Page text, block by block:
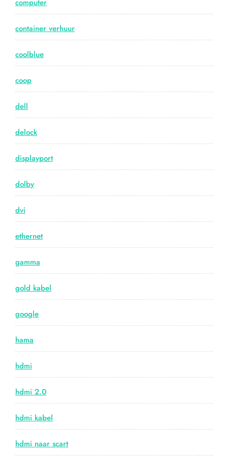
computer
container verhuur
coolblue
coop
dell
delock
displayport
dolby
dvi
ethernet
gamma
gold kabel
google
hama
hdmi
hdmi 2.0
hdmi kabel
hdmi naar scart